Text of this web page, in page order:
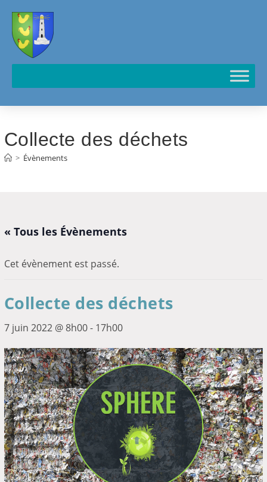
Collecte des déchets
> Évènements
« Tous les Évènements
Cet évènement est passé.
Collecte des déchets
7 juin 2022 @ 8h00- 17h00